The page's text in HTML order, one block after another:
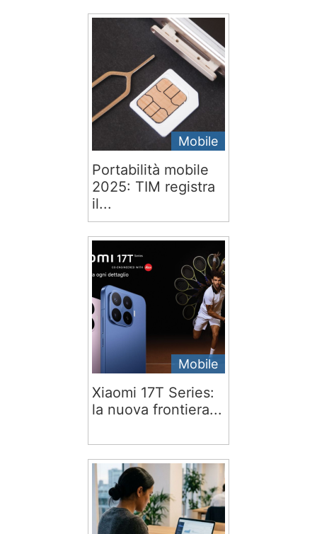
Mobile
Portabilità mobile
2025: TIM registra
il...
Mobile
Xiaomi 17T Series:
la nuova frontiera...